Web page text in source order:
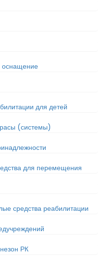
оснащение
для детей
(системы)
для перемещения
средства реабилитации
РК